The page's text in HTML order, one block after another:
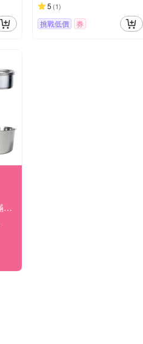
5 (1)
挑戰低價 券
8/4~8/16 七夕情人節 滿額94折